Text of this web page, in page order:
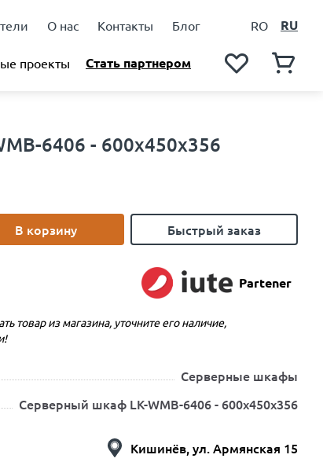
О нас Контакты Блог RO RU
проекты Стать партнером
6406 - 600x450x356
В корзину Быстрый заказ
Partener
товар из магазина, уточните его наличие,
Серверные шкафы
Серверный шкаф LK-WMB-6406 - 600x450x356
Кишинёв, ул. Армянская 15